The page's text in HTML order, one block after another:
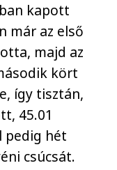
kapott
már az első
majd az
kört
így tisztán,
45.01
pedig hét
csúcsát.